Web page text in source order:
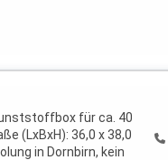
für ca. 40
(LxBxH): 36,0 x 38,0
in Dornbirn, kein